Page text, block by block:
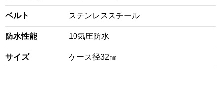
ベルト ステンレススチール
防水性能 10気圧防水
サイズ ケース径32㎜